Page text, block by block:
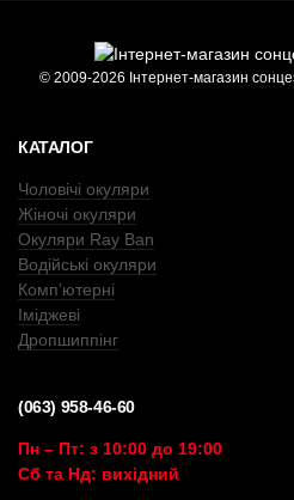
© 2009-2026 Інтернет-магазин
КАТАЛОГ
Чоловічі окуляри
Жіночі окуляри
Окуляри Ray Ban
Водійські окуляри
Комп’ютерні
Іміджеві
Дропшиппінг
(063) 958-46-60
Пн – Пт: з 10:00 до 19:00
Сб та Нд: вихідний